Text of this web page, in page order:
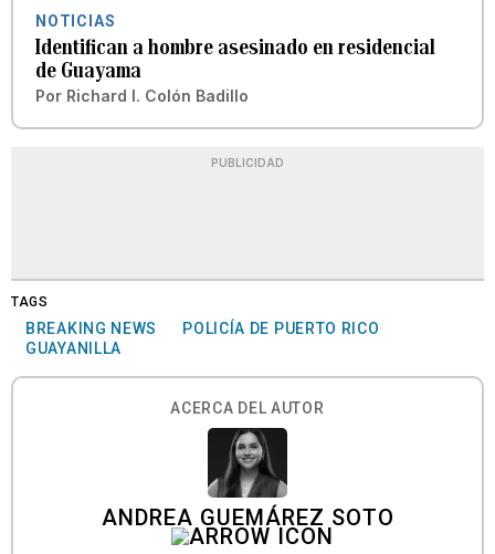
NOTICIAS
Identifican a hombre asesinado en residencial
de Guayama
Por Richard I. Colón Badillo
PUBLICIDAD
TAGS
BREAKING NEWS
POLICÍA DE PUERTO RICO
GUAYANILLA
ACERCA DEL AUTOR
ANDREA GUEMÁREZ SOTO